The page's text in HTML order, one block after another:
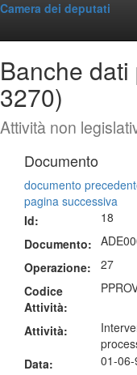
Camera dei deputati
Banche
3270)
Attività non
Documento
documento
pagina successiva
Id:
18
Documento:
Operazione:
27
Codice
Attività:
Attività:
Data:
01-06-